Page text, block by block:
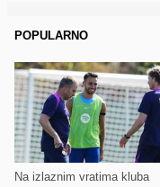
POPULARNO
Na izlaznim vratima kluba